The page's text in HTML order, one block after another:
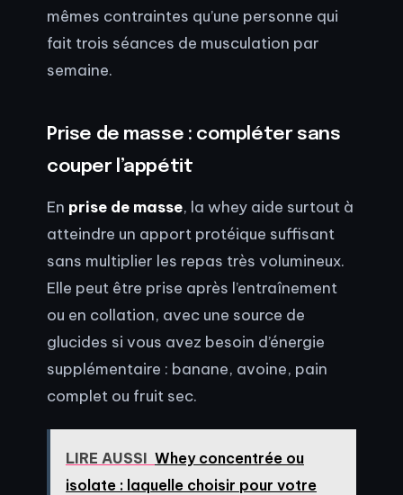
mêmes contraintes qu’une personne qui
fait trois séances de musculation par
semaine.
Prise de masse : compléter sans
couper l’appétit
En prise de masse, la whey aide surtout à
atteindre un apport protéique suffisant
sans multiplier les repas très volumineux.
Elle peut être prise après l’entraînement
ou en collation, avec une source de
glucides si vous avez besoin d’énergie
supplémentaire : banane, avoine, pain
complet ou fruit sec.
LIRE AUSSI Whey concentrée ou
isolate : laquelle choisir pour votre